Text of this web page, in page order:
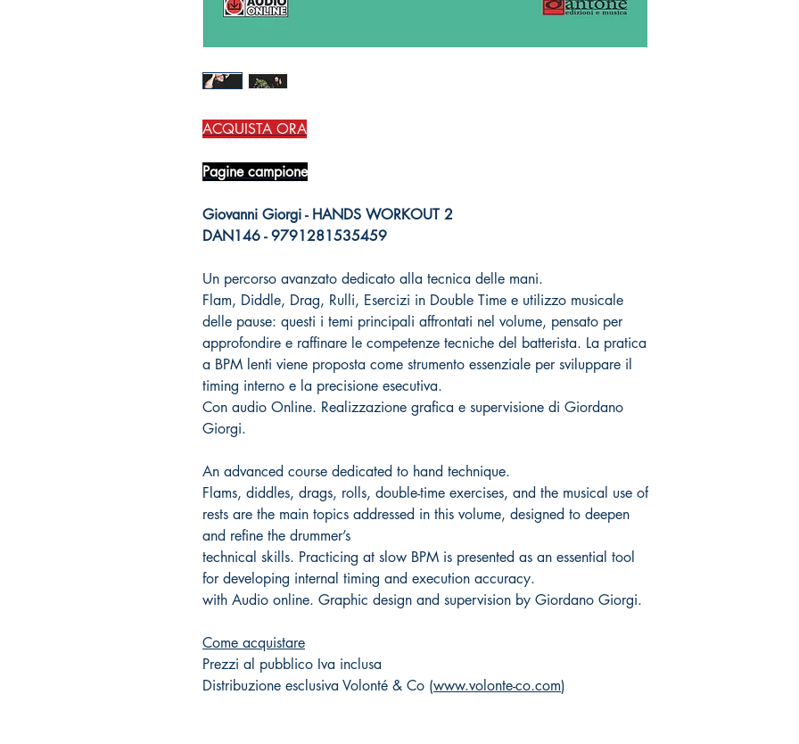
ACQUISTA ORA
Pagine campione
Giovanni Giorgi - HANDS WORKOUT 2
DAN146 - 9791281535459
Un percorso avanzato dedicato alla tecnica delle mani.
Flam, Diddle, Drag, Rulli, Esercizi in Double Time e utilizzo musicale
delle pause: questi i temi principali affrontati nel volume, pensato per
approfondire e raffinare le competenze tecniche del batterista. La pratica
a BPM lenti viene proposta come strumento essenziale per sviluppare il
timing interno e la precisione esecutiva.
Con audio Online. Realizzazione grafica e supervisione di Giordano
Giorgi.
An advanced course dedicated to hand technique.
Flams, diddles, drags, rolls, double-time exercises, and the musical use of
rests are the main topics addressed in this volume, designed to deepen
and refine the drummer’s
technical skills. Practicing at slow BPM is presented as an essential tool
for developing internal timing and execution accuracy.
with Audio online. Graphic design and supervision by Giordano Giorgi.
Come acquistare
Prezzi al pubblico Iva inclusa
Distribuzione esclusiva Volonté & Co (www.volonte-co.com)